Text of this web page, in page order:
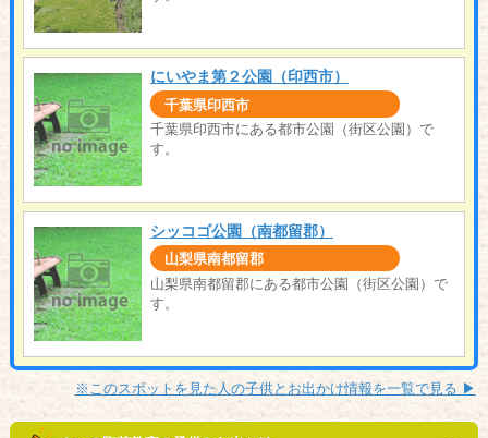
にいやま第２公園（印西市）
千葉県印西市
千葉県印西市にある都市公園（街区公園）で
す。
シッコゴ公園（南都留郡）
山梨県南都留郡
山梨県南都留郡にある都市公園（街区公園）で
す。
※このスポットを見た人の子供とお出かけ情報を一覧で見る ▶︎